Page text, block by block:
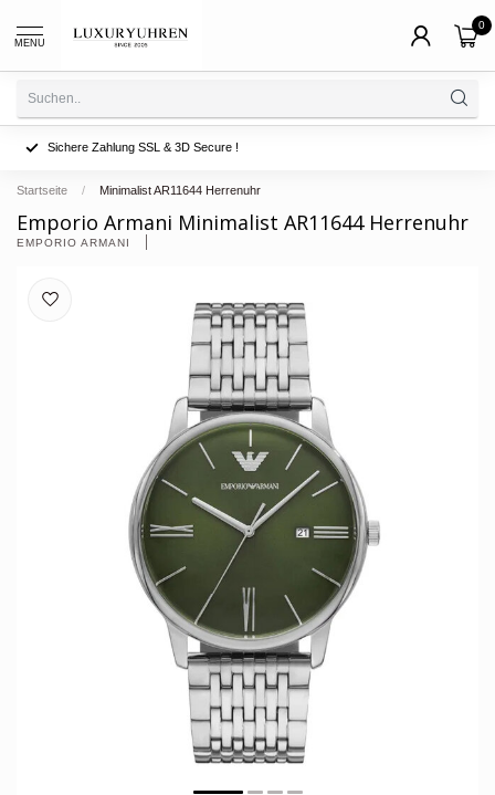
MENU
0
Sichere Zahlung SSL & 3D Secure !
Startseite / Minimalist AR11644 Herrenuhr
Emporio Armani Minimalist AR11644 Herrenuhr
EMPORIO ARMANI